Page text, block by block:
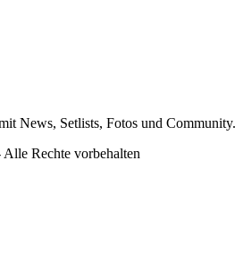
News, Setlists, Fotos und Community.
Rechte vorbehalten